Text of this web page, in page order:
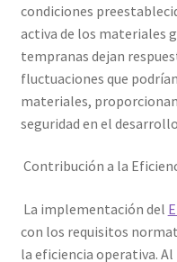
condiciones
activa de los materiales
tempranas dejan
fluctuaciones que
materiales,
seguridad en el
Contribución a la
La implementación del
con los requisitos
la eficiencia operativa.